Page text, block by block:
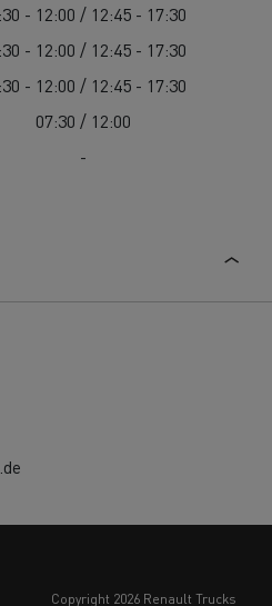
- 12:00 / 12:45 - 17:30
- 12:00 / 12:45 - 17:30
- 12:00 / 12:45 - 17:30
07:30 / 12:00
-
copyright 2026 Renault Trucks